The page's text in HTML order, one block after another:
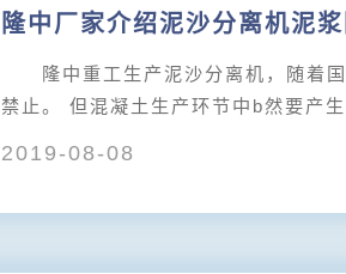
隆中厂家介绍泥沙分离机泥
隆中重工生产泥沙分离机，随着国
禁止。 但混凝土生产环节中b然要产
2019-08-08